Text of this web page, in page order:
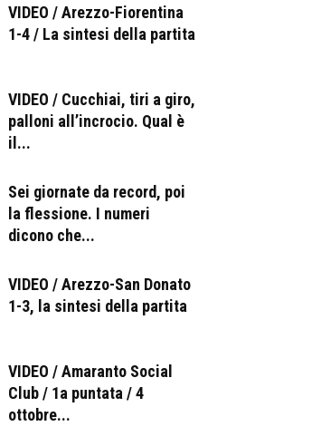
VIDEO / Arezzo-Fiorentina
1-4 / La sintesi della partita
VIDEO / Cucchiai, tiri a giro,
palloni all’incrocio. Qual è
il...
Sei giornate da record, poi
la flessione. I numeri
dicono che...
VIDEO / Arezzo-San Donato
1-3, la sintesi della partita
VIDEO / Amaranto Social
Club / 1a puntata / 4
ottobre...